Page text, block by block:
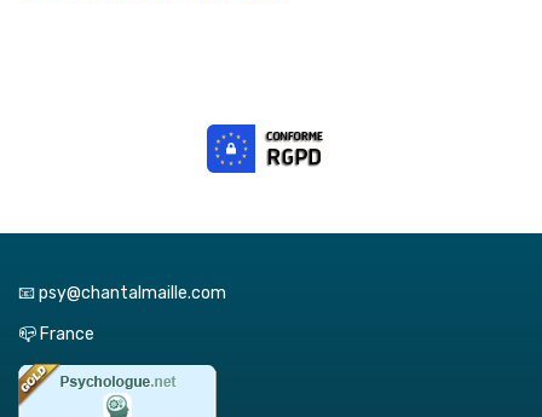
📧 psy@chantalmaille.com
📪 France